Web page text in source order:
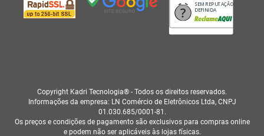
SEM REPUTAÇÃO
DEFINIDA
Copyright Kadri Tecnologia® - Todos os direitos reservados.
Informações da empresa: LN Comércio de Eletrônicos Ltda, CNPJ
01.030.685/0001-81.
Os preços e condições de pagamento são exclusivos para compras online
e podem não ser aplicáveis às lojas físicas.